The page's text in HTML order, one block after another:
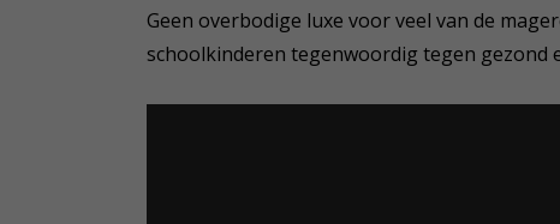
Geen overbodige luxe voor veel van de
schoolkinderen tegenwoordig tegen gezond